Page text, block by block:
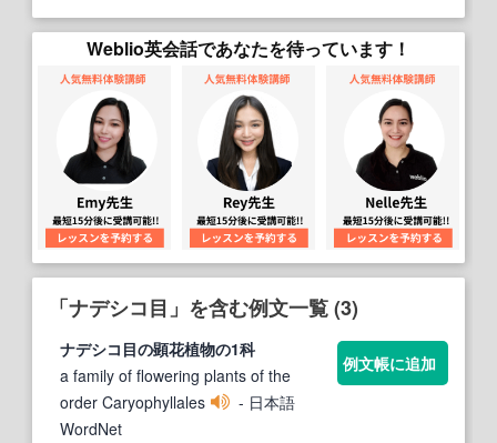
Weblio英会話であなたを待っています！
「ナデシコ目」を含む例文一覧 (3)
ナデシコ目の顕花植物の1科
a family of flowering plants of the
order Caryophyllales
- 日本語
WordNet
例文帳に追加